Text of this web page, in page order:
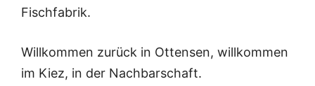
Fischfabrik.
Willkommen zurück in Ottensen, willkommen
im Kiez, in der Nachbarschaft.